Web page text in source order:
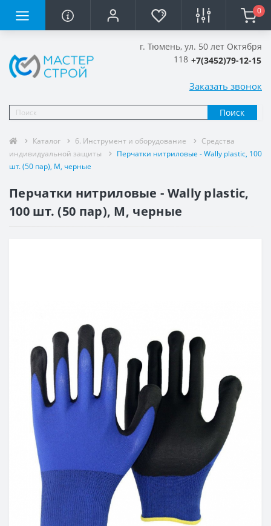
0
Поиск
г. Тюмень, ул. 50 лет Октября
118 +7(3452)79-12-15
Заказать звонок
Каталог 6. Инструмент и оборудование
Средства
индивидуальной защиты
Перчатки нитриловые - Wally plastic, 100
шт. (50 пар), М, черные
Перчатки нитриловые - Wally plastic,
100 шт. (50 пар), М, черные